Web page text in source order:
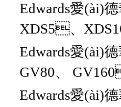
Edwards愛(ài)
XDS5、
Edwards愛(ài)
GV80、
Edwards愛(ài)